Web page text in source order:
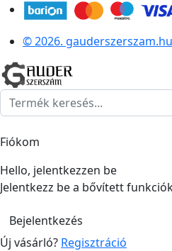
© 2026. gauderszerszam.hu
Fiókom
Hello, jelentkezzen be
Jelentkezz be a bővített
Bejelentkezés
Új vásárló? Regisztráció